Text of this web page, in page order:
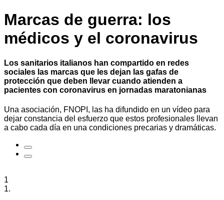
Marcas de guerra: los
médicos y el coronavirus
Los sanitarios italianos han compartido en redes
sociales las marcas que les dejan las gafas de
protección que deben llevar cuando atienden a
pacientes con coronavirus en jornadas maratonianas
Una asociación, FNOPI, las ha difundido en un vídeo para
dejar constancia del esfuerzo que estos profesionales llevan
a cabo cada día en una condiciones precarias y dramáticas.
1
1.